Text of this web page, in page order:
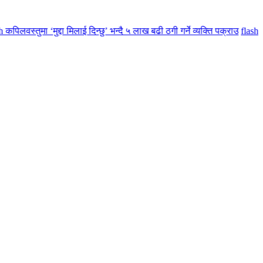
‘मुद्दा मिलाई दिन्छु’ भन्दै ५ लाख बढी ठगी गर्ने व्यक्ति पक्राउ flashमातृ तथा